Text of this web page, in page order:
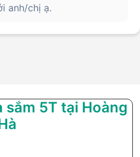
anh/chị ạ.
sắm 5T tại Hoàng